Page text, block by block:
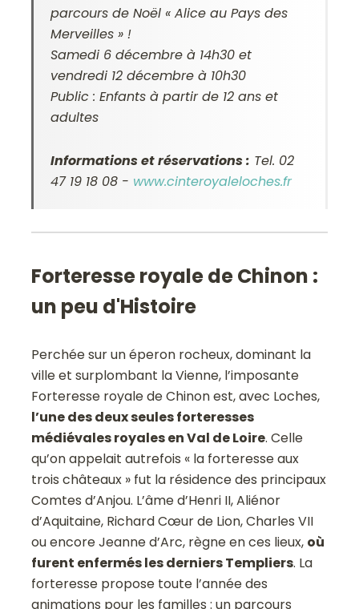
parcours de Noël « Alice au Pays des
Merveilles » !
Samedi 6 décembre à 14h30 et
vendredi 12 décembre à 10h30
Public : Enfants à partir de 12 ans et
adultes
Informations et réservations : Tel. 02
47 19 18 08 - www.cinteroyaleloches.fr
Forteresse royale de Chinon :
un peu d'Histoire
Perchée sur un éperon rocheux, dominant la
ville et surplombant la Vienne, l’imposante
Forteresse royale de Chinon est, avec Loches,
l’une des deux seules forteresses
médiévales royales en Val de Loire. Celle
qu’on appelait autrefois « la forteresse aux
trois châteaux » fut la résidence des principaux
Comtes d’Anjou. L’âme d’Henri II, Aliénor
d’Aquitaine, Richard Cœur de Lion, Charles VII
ou encore Jeanne d’Arc, règne en ces lieux, où
furent enfermés les derniers Templiers. La
forteresse propose toute l’année des
animations pour les familles : un parcours